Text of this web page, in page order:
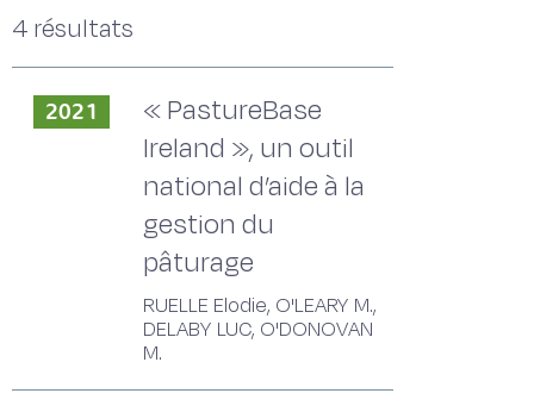
4 résultats
2021
« PastureBase
Ireland », un outil
national d’aide à la
gestion du
pâturage
RUELLE Elodie, O'LEARY M.,
DELABY LUC, O'DONOVAN
M.